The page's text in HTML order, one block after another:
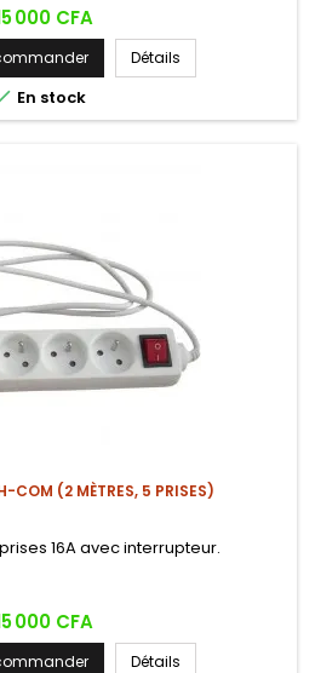
000 CFA
Détails
En stock
COM (2 MÈTRES, 5 PRISES)
16A avec interrupteur.
000 CFA
Détails